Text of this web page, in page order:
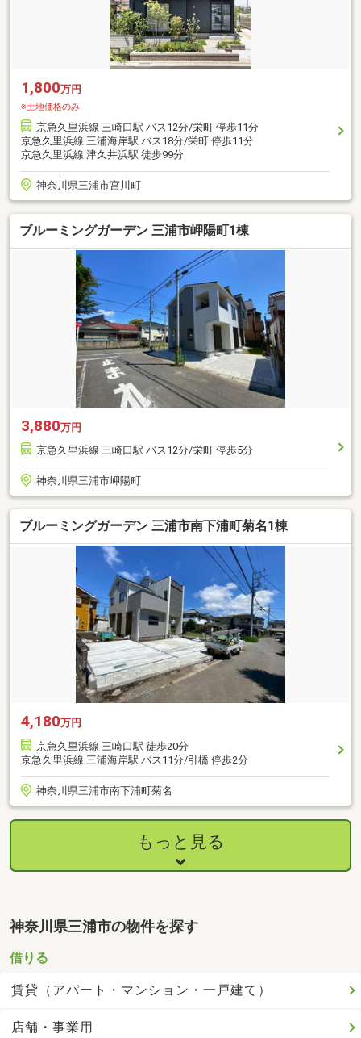
1,800万円
※土地価格のみ
京急久里浜線 三崎口駅 バス12分/栄町 停歩11分
京急久里浜線 三浦海岸駅 バス18分/栄町 停歩11分
京急久里浜線 津久井浜駅 徒歩99分
神奈川県三浦市宮川町
ブルーミングガーデン 三浦市岬陽町1棟
3,880万円
京急久里浜線 三崎口駅 バス12分/栄町 停歩5分
神奈川県三浦市岬陽町
ブルーミングガーデン 三浦市南下浦町菊名1棟
4,180万円
京急久里浜線 三崎口駅 徒歩20分
京急久里浜線 三浦海岸駅 バス11分/引橋 停歩2分
神奈川県三浦市南下浦町菊名
もっと見る
神奈川県三浦市の物件を探す
借りる
賃貸（アパート・マンション・一戸建て）
店舗・事業用